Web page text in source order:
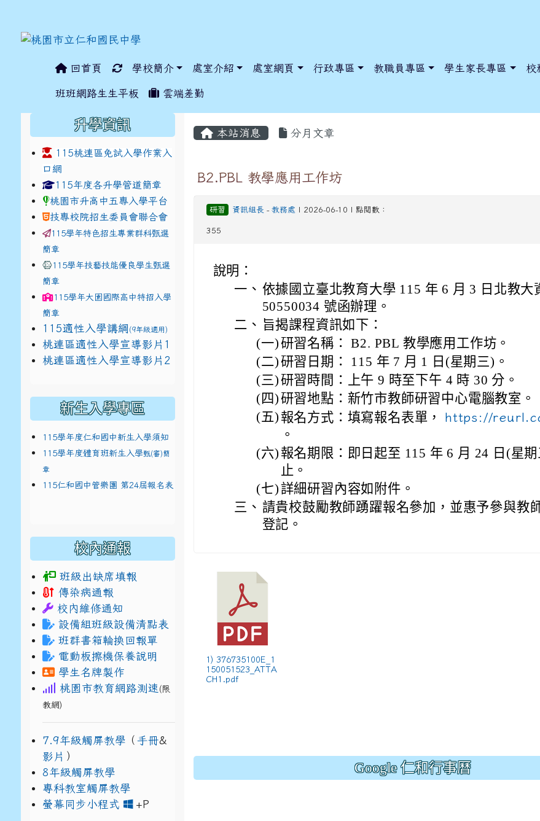
回首頁 學校簡介 處室介紹 處室網頁 行政專區 教職員專區 學生家長專區 校
班班網路生生平板 雲端差勤
本站消息 分月文章
B2.PBL 教學應用工作坊
研習 資訊組長 -教務處 | 2026-06-10 | 點閱數：
355
說明：
一、 依據國立臺北教育大學 115 年 6 月 3 日北教大
50550034 號函辦理。
二、 旨揭課程資訊如下：
(一)研習名稱： B2. PBL 教學應用工作坊。
(二)研習日期： 115 年 7 月 1 日(星期三)。
(三)研習時間：上午 9 時至下午 4 時 30 分。
(四)研習地點：新竹市教師研習中心電腦教室。
(五) 報名方式：填寫報名表單， https://
。
(六) 報名期限：即日起至 115 年 6 月 24 日(星
止。
(七)詳細研習內容如附件。
三、 請貴校鼓勵教師踴躍報名參加，並惠予參與教
登記。
1) 376735100E_1
150051523_ATTA
CH1.pdf
Google 仁和行事曆
升學資訊
115桃連區免試入學作業入
口網
link to https://www.jhjhs.tyc.edu.tw/modules/tadnews/index.php?nsn=5425
115年度各升學管道簡章link to http://tyc.entry.edu.tw/NoExamImitate_TL/NoExamImitateHome/Page/
link to http://tyc.entry.edu.tw/NoExamImitate_TL/NoExamImitateHome/Page/
桃園市升高中五專入學平台
技專校院招生委員會聯合會
115學年特色招生專業群科甄選
簡章
115學年技藝技能優良學生甄選
簡章
115學年大園國際高中特招入學
簡章
115適性入學講綱 (9年級適用)
link to https://docs.google.com/presentation/d/1x3bih9gNpRNolaz0znBOn--g7OisECve/
桃連區適性入學宣導影片1
link to https://docs.google.com/presentation/d/1x3bih9gNpRNolaz0znBOn--g7OisECve/
桃連區適性入學宣導影片2 (1111ㄅㄅ link to https://docs.go114適性入學講綱
新生入學專區
115學年度仁和國中新生入學須知
115學年度體育班新生入學甄(審)簡
章
115仁和國中管樂團 第24屆報名表
校內通報
班級出缺席填報
傳染病通報
校內維修通知
設備組班級設備清點表
班群書箱輪換回報單
電動板擦機保養說明
學生名牌製作
桃園市教育網路測速 (限
教網)
7.9年級觸屏教學 （ 手冊&
影片 ）
8年級觸屏教學
專科教室觸屏教學
螢幕同步小程式
+Plink to https://www.jhjhs.tyc.edu.tw/uploads/tad_blocks/file/
link to https://drive.google.com/file/d/